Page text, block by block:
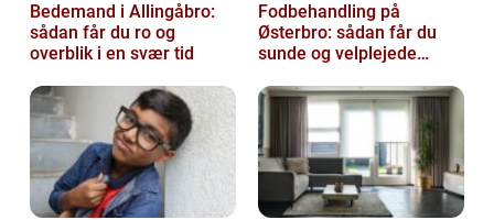
Bedemand i Allingåbro:
sådan får du ro og
overblik i en svær tid
Fodbehandling på
Østerbro: sådan får du
sunde og velplejede